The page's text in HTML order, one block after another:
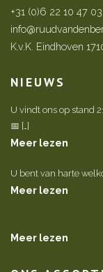
+31 (0)6 22 10 47 03
K.v.K. Eindhoven
NIEUWS
U vindt ons op stand
📅 […]
Meer lezen
U bent van harte
Meer lezen
Meer lezen